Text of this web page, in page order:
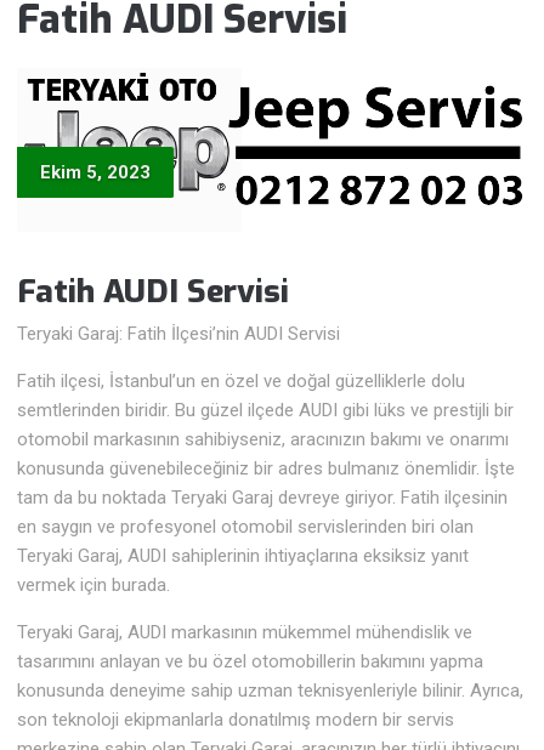
Fatih AUDI Servisi
Ekim 5, 2023
Fatih AUDI Servisi
Teryaki Garaj: Fatih İlçesi’nin AUDI Servisi
Fatih ilçesi, İstanbul’un en özel ve doğal güzelliklerle dolu
semtlerinden biridir. Bu güzel ilçede AUDI gibi lüks ve prestijli bir
otomobil markasının sahibiyseniz, aracınızın bakımı ve onarımı
konusunda güvenebileceğiniz bir adres bulmanız önemlidir. İşte
tam da bu noktada Teryaki Garaj devreye giriyor. Fatih ilçesinin
en saygın ve profesyonel otomobil servislerinden biri olan
Teryaki Garaj, AUDI sahiplerinin ihtiyaçlarına eksiksiz yanıt
vermek için burada.
Teryaki Garaj, AUDI markasının mükemmel mühendislik ve
tasarımını anlayan ve bu özel otomobillerin bakımını yapma
konusunda deneyime sahip uzman teknisyenleriyle bilinir. Ayrıca,
son teknoloji ekipmanlarla donatılmış modern bir servis